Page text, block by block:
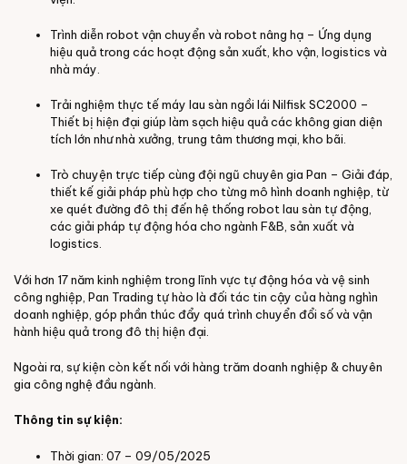
Trình diễn robot vận chuyển và robot nâng hạ – Ứng dụng
hiệu quả trong các hoạt động sản xuất, kho vận, logistics và
nhà máy.
Trải nghiệm thực tế máy lau sàn ngồi lái Nilfisk SC2000 –
Thiết bị hiện đại giúp làm sạch hiệu quả các không gian diện
tích lớn như nhà xưởng, trung tâm thương mại, kho bãi.
Trò chuyện trực tiếp cùng đội ngũ chuyên gia Pan – Giải đáp,
thiết kế giải pháp phù hợp cho từng mô hình doanh nghiệp, từ
xe quét đường đô thị đến hệ thống robot lau sàn tự động,
các giải pháp tự động hóa cho ngành F&B, sản xuất và
logistics.
Với hơn 17 năm kinh nghiệm trong lĩnh vực tự động hóa và vệ sinh
công nghiệp, Pan Trading tự hào là đối tác tin cậy của hàng nghìn
doanh nghiệp, góp phần thúc đẩy quá trình chuyển đổi số và vận
hành hiệu quả trong đô thị hiện đại.
Ngoài ra, sự kiện còn kết nối với hàng trăm doanh nghiệp & chuyên
gia công nghệ đầu ngành.
Thông tin sự kiện:
Thời gian: 07 – 09/05/2025